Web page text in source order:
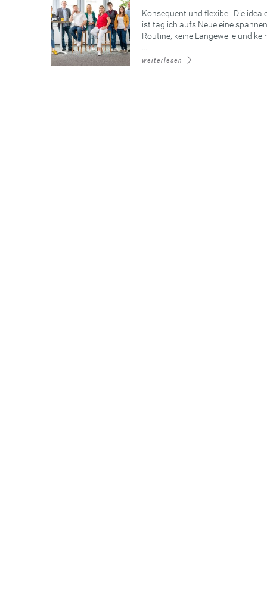
Konsequent und flexibel. Die
ist täglich aufs Neue eine
Routine, keine Langeweile und
weiterlesen